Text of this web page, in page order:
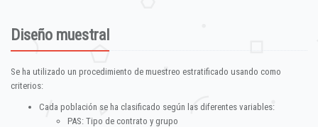
Diseño muestral
Se ha utilizado un procedimiento de muestreo estratificado usando como
criterios:
Cada población se ha clasificado según las diferentes variables:
PAS: Tipo de contrato y grupo